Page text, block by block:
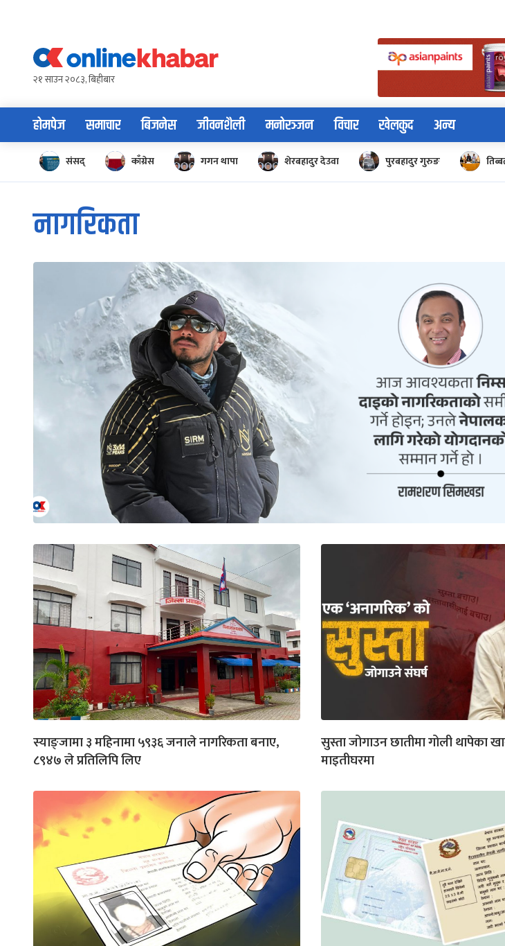
content२१ साउन २०८३, बिहीबार
होमपेज समाचार बिजनेस जीवनशैली मनोरञ्जन विचार खेलकुद अन्य
संसद् काँग्रेस गगन थापा शेरबहादुर देउवा पुरबहादुर गुरुङ
नागरिकता
स्याङ्जामा ३ महिनामा ५९३६ जनाले नागरिकता बनाए,
८९४७ ले प्रतिलिपि लिए
सुस्ता जोगाउन छातीमा गोली थापेका
माइतीघरमा